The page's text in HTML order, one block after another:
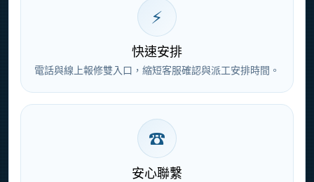
⚡
快速安排
電話與線上報修雙入口，縮短客服確認與派工安排時間。
☎
安心聯繫